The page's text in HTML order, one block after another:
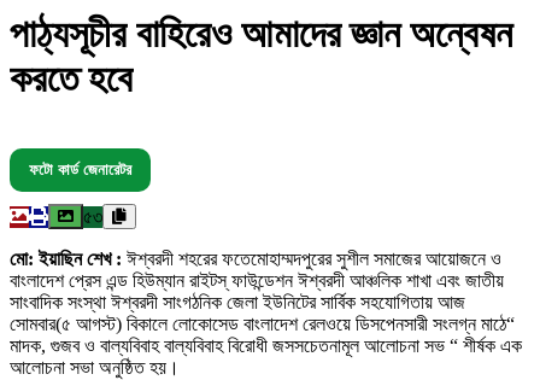
পাঠ্যসূচীর বাহিরেও আমাদের জ্ঞান অন্বেষন
করতে হবে
ফটো কার্ড জেনারেটর
৫৩
মো: ইয়াছিন শেখ : ঈশ্বরদী শহরের ফতেমোহাম্মদপুরের সুশীল সমাজের আয়োজনে ও
বাংলাদেশ প্রেস এন্ড হিউম্যান রাইটস্ ফাউন্ডেশন ঈশ্বরদী আঞ্চলিক শাখা এবং জাতীয়
সাংবাদিক সংস্থা ঈশ্বরদী সাংগঠনিক জেলা ইউনিটের সার্বিক সহযোগিতায় আজ
সোমবার(৫ আগস্ট) বিকালে লোকোসেড বাংলাদেশ রেলওয়ে ডিসপেনসারী সংলগ্ন মাঠে“
মাদক, গুজব ও বাল্যবিবাহ বাল্যবিবাহ বিরোধী জসসচেতনামূল আলোচনা সভ “ শীর্ষক এক
আলোচনা সভা অনুষ্ঠিত হয়।